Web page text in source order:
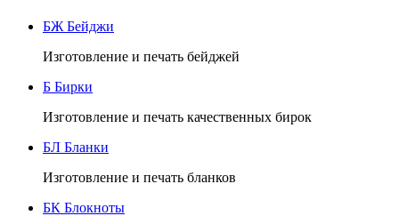
БЖ Бейджи
Изготовление и печать бейджей
Б Бирки
Изготовление и печать качественных бирок
БЛ Бланки
Изготовление и печать бланков
БК Блокноты